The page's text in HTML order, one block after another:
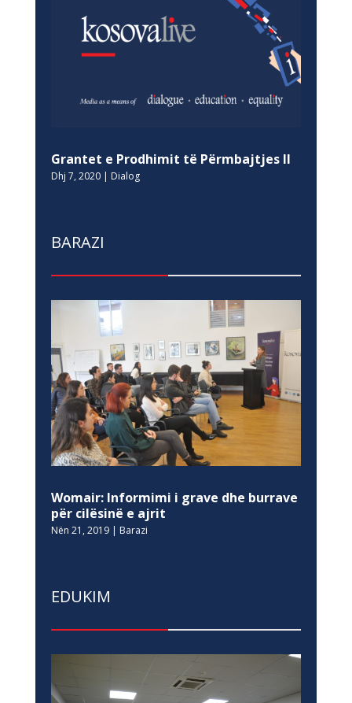
Grantet e Prodhimit të Përmbajtjes II
Dhj 7, 2020| Dialog
BARAZI
Womair: Informimi i grave dhe burrave
për cilësinë e ajrit
Nën 21, 2019| Barazi
EDUKIM